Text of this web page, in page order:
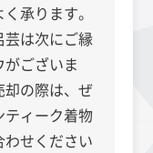
承ります。
芸は次にご縁
ございま
却の際は、ぜ
ティーク着物
せください